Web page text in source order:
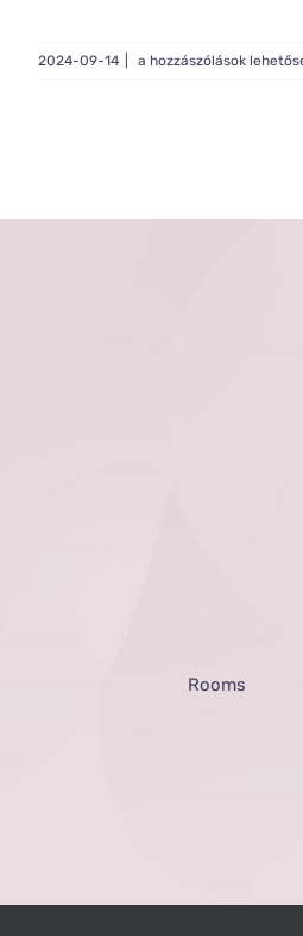
2024-09-14
Live
a hozzászólások
Rooms